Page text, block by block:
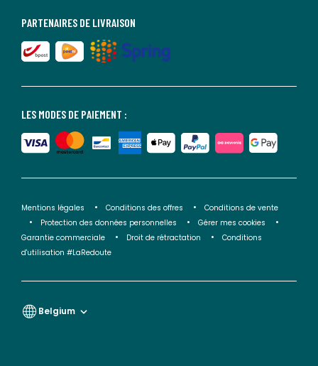
LES MODES DE PAIEMENT :
PARTENAIRES DE LIVRAISON
Mentions légales Conditions des offres
Conditions de vente
Protection des données personnelles
Gérer mes cookies
Garantie commerciale
Droit de rétractation
Conditions
d'utilisation #LaRedoute
Belgium